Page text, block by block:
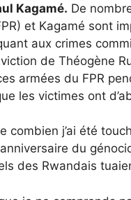
Kagamé. De
et Kagamé sont
aux crimes
de Théogène
armées du FPR
les victimes ont
combien j’ai été
du
des Rwandais